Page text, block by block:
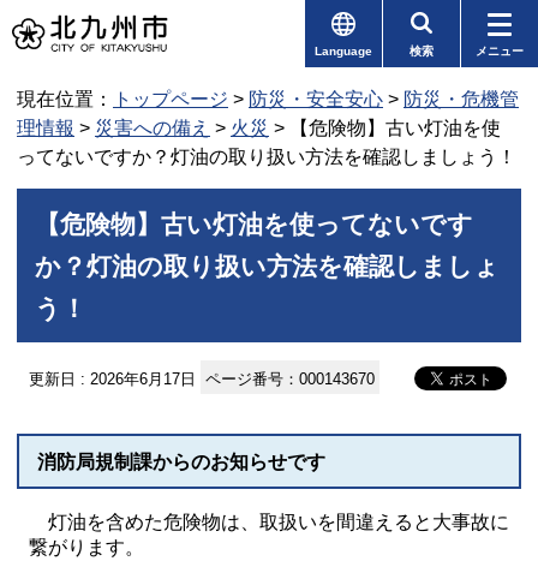
Language 検索 メニュー
現在位置： トップページ > 防災・安全安心 > 防災・危機管
理情報 > 災害への備え > 火災 > 【危険物】古い灯油を使
ってないですか？灯油の取り扱い方法を確認しましょう！
【危険物】古い灯油を使ってないです
か？灯油の取り扱い方法を確認しましょ
う！
更新日 : 2026年6月17日 ページ番号：000143670
消防局規制課からのお知らせです
灯油を含めた危険物は、取扱いを間違えると大事故に
繋がります。